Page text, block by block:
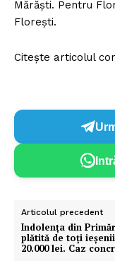
Mărăști. Pentru
Florești.
Citește articolul
Articolul precedent
Indolenţa din
plătită de toţi
20.000 lei. Caz